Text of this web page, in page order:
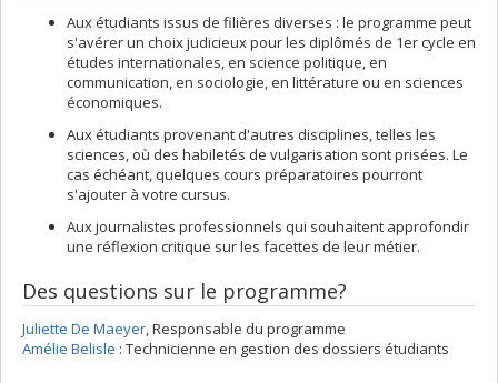
Aux étudiants issus de filières diverses : le programme peut
s'avérer un choix judicieux pour les diplômés de 1er cycle en
études internationales, en science politique, en
communication, en sociologie, en littérature ou en sciences
économiques.
Aux étudiants provenant d'autres disciplines, telles les
sciences, où des habiletés de vulgarisation sont prisées. Le
cas échéant, quelques cours préparatoires pourront
s'ajouter à votre cursus.
Aux journalistes professionnels qui souhaitent approfondir
une réflexion critique sur les facettes de leur métier.
Des questions sur le programme?
Juliette De Maeyer, Responsable du programme
Amélie Belisle : Technicienne en gestion des dossiers étudiants